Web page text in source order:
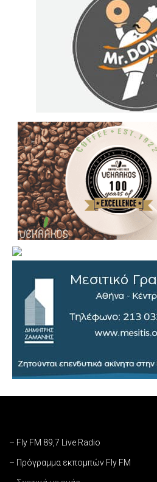
– Fly FM 89,7 Live Radio
– Πρόγραμμα εκπομπών Fly FM